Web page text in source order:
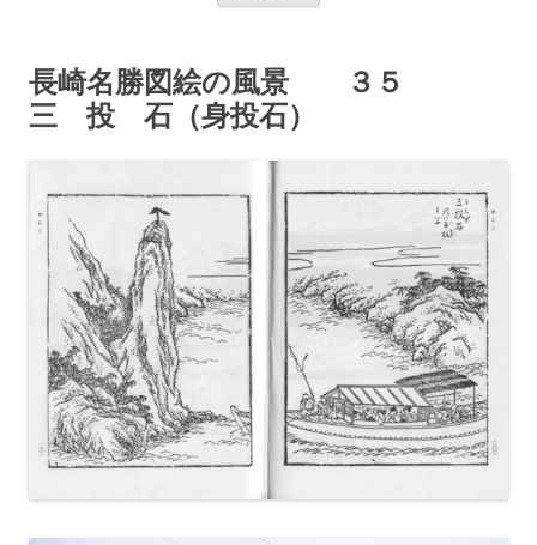
長崎名勝図絵の風景 ３５
三 投 石（身投石）